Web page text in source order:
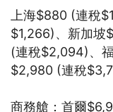
上海$880 (連稅
$1,266)、新加坡
(連稅$2,094)、
$2,980 (連稅
商務艙：首爾